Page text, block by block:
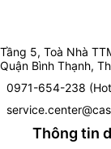
Tầng 5, Toà Nhà
Quận Bình Thạnh,
0971-654-238
Thông tin